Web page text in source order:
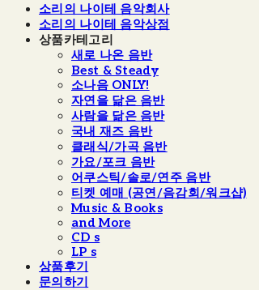
소리의 나이테 음악회사
소리의 나이테 음악상점
상품카테고리
새로 나온 음반
Best & Steady
소나음 ONLY!
자연을 닮은 음반
사람을 닮은 음반
국내 재즈 음반
클래식/가곡 음반
가요/포크 음반
어쿠스틱/솔로/연주 음반
티켓 예매 (공연/음감회/워크샵)
Music & Books
and More
CD s
LP s
상품후기
문의하기